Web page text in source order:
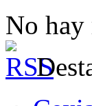
No hay